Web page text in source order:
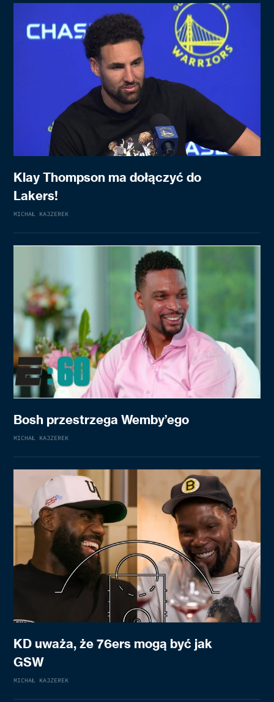
Klay Thompson ma dołączyć do
Lakers!
MICHAŁ KAJZEREK
Bosh przestrzega Wemby’ego
MICHAŁ KAJZEREK
KD uważa, że 76ers mogą być jak
GSW
MICHAŁ KAJZEREK